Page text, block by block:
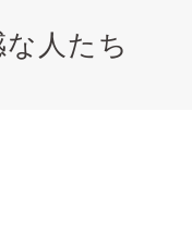
人たち